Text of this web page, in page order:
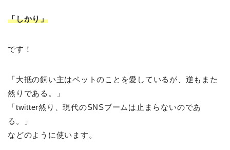
「しかり」
です！
「大抵の飼い主はペットのことを愛しているが、逆もまた
然りである。」
「twitter然り、現代のSNSブームは止まらないのであ
る。」
などのように使います。